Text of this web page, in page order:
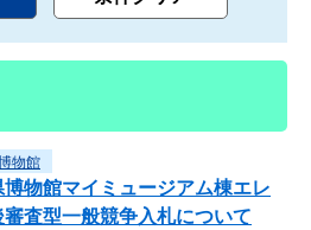
物館
博物館マイミュージアム棟エレ
査型一般競争入札について